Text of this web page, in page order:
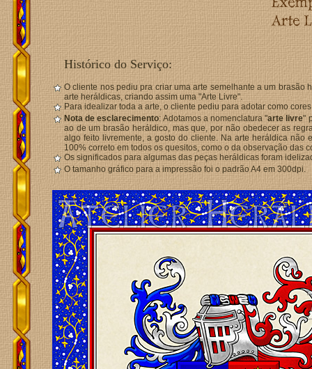
Histórico do Serviço:
O cliente nos pediu pra criar uma arte semelhante a um
arte heráldicas, criando assim uma "Arte Livre".
Para idealizar toda a arte, o cliente pediu para adotar como
Nota de esclarecimento: Adotamos a nomenclatura "arte livre"
ao de um brasão heráldico, mas que, por não obedecer as
algo feito livremente, a gosto do cliente. Na arte heráldica
100% correto em todos os quesitos, como o da observação das
Os significados para algumas das peças heráldicas foram
O tamanho gráfico para a impressão foi o padrão A4 em 300dpi.